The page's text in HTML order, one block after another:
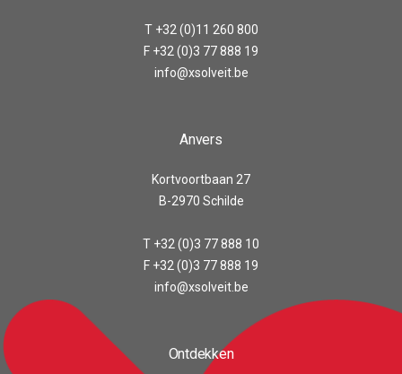
T +32 (0)11 260 800
F +32 (0)3 77 888 19
info@xsolveit.be
Anvers
Kortvoortbaan 27
B-2970 Schilde
T +32 (0)3 77 888 10
F +32 (0)3 77 888 19
info@xsolveit.be
Ontdekken